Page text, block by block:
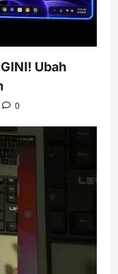
Ubah
0